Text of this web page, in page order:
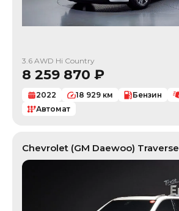
3.6 AWD Hi Country
8 259 870 ₽
2022 18 929 км Бензин
Автомат
Chevrolet (GM Daewoo) Traverse